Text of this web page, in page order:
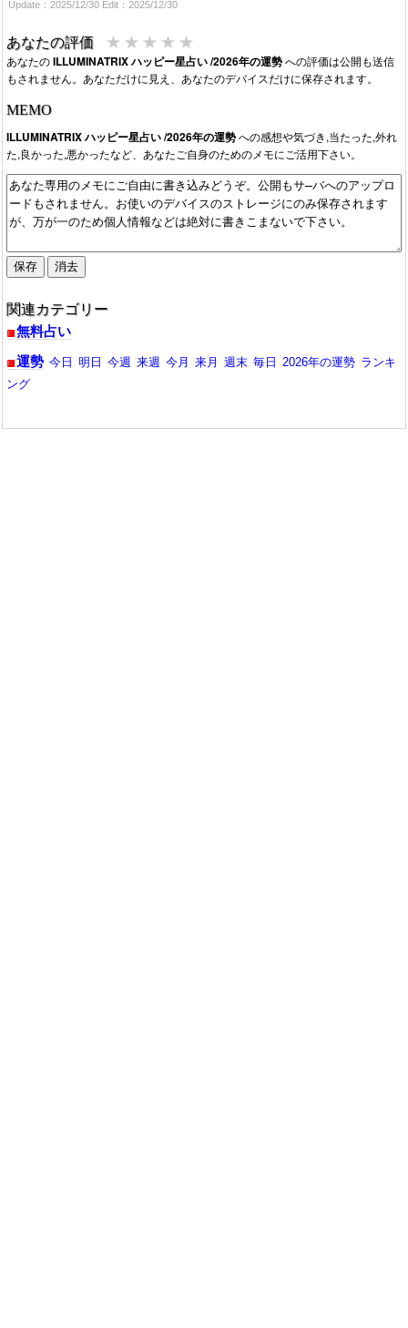
Update：2025/12/30 Edit：2025/12/30
あなたの評価 ★ ★ ★ ★ ★
あなたのILLUMINATRIX ハッピー星占い /2026年の運勢への評価は公開も送信
もされません。あなただけに見え、あなたのデバイスだけに保存されます。
MEMO
ILLUMINATRIX ハッピー星占い /2026年の運勢への感想や気づき,当たった,外れ
た,良かった,悪かったなど、あなたご自身のためのメモにご活用下さい。
関連カテゴリー
無料占い
運勢 今日 明日 今週 来週 今月 来月 週末 毎日 2026年の運勢 ランキ
ング